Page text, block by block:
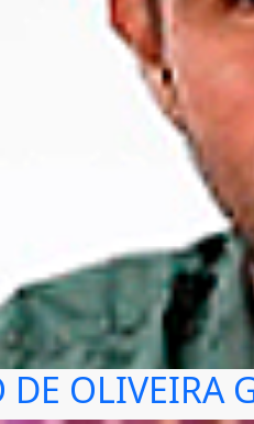
DE OLIVEIRA